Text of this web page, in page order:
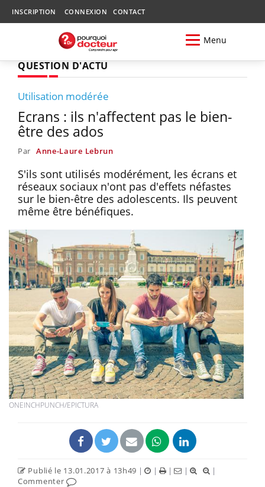
INSCRIPTION CONNEXION CONTACT
Menu
QUESTION D'ACTU
Utilisation modérée
Ecrans : ils n'affectent pas le bien-
être des ados
Par Anne-Laure Lebrun
S'ils sont utilisés modérément, les écrans et
réseaux sociaux n'ont pas d'effets néfastes
sur le bien-être des adolescents. Ils peuvent
même être bénéfiques.
ONEINCHPUNCH/EPICTURA
Publié le 13.01.2017 à 13h49 | | | |
|
Commenter